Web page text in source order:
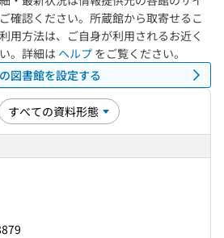
確認ください。所蔵館から取寄せるこ
用方法は、ご自身が利用されるお近く
。詳細は ヘルプ をご覧ください。
図書館を設定する